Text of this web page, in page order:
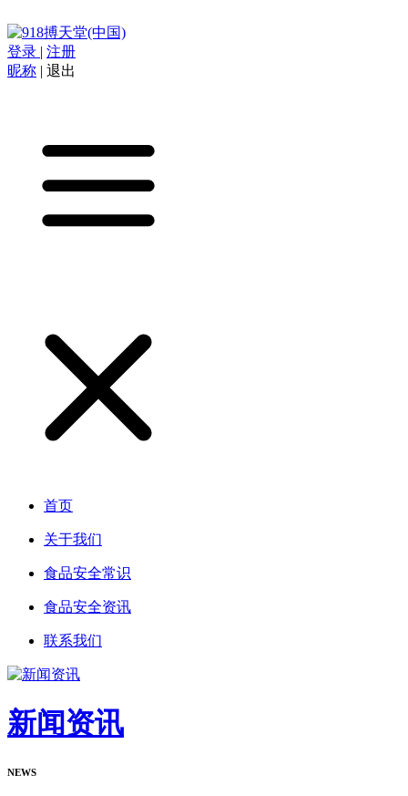
登录 | 注册
昵称 | 退出
首页
关于我们
食品安全常识
食品安全资讯
联系我们
新闻资讯
NEWS